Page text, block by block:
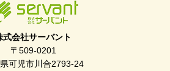
式会社サーバント
〒509-0201
可児市川合2793-24